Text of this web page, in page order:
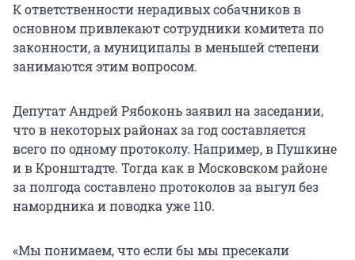
К ответственности нерадивых собачников в
основном привлекают сотрудники комитета по
законности, а муниципалы в меньшей степени
занимаются этим вопросом.
Депутат Андрей Рябоконь заявил на заседании,
что в некоторых районах за год составляется
всего по одному протоколу. Например, в Пушкине
и в Кронштадте. Тогда как в Московском районе
за полгода составлено протоколов за выгул без
намордника и поводка уже 110.
«Мы понимаем, что если бы мы пресекали